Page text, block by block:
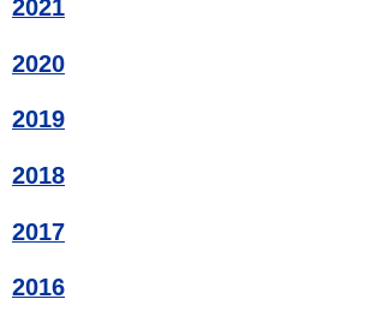
2021
2020
2019
2018
2017
2016